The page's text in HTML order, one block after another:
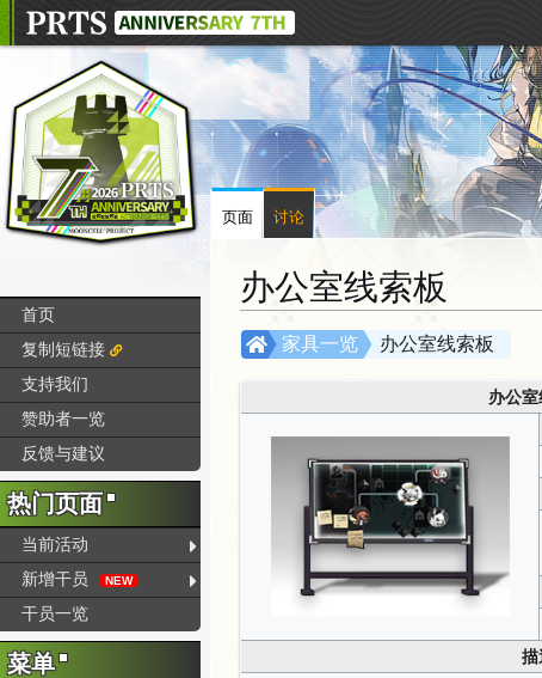
办公室线索板
跳
跳
办公室线索板
家具一览
办公
描
页面 讨论
首页
复制短链接
支持我们
赞助者一览
反馈与建议
热门页面
当前活动
新增干员
NEW
干员一览
菜单